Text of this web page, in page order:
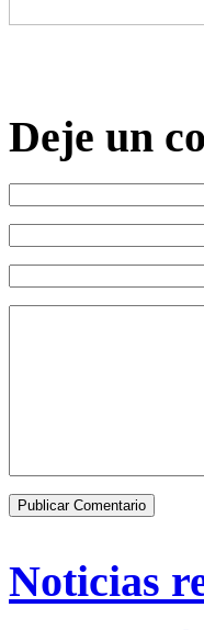
Deje un
Noticias